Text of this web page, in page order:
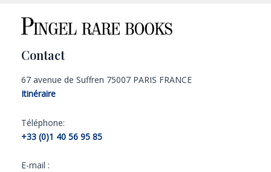
Contact
67 avenue de Suffren 75007 PARIS FRANCE
Itinéraire
Téléphone:
+33 (0)1 40 56 95 85
E-mail :